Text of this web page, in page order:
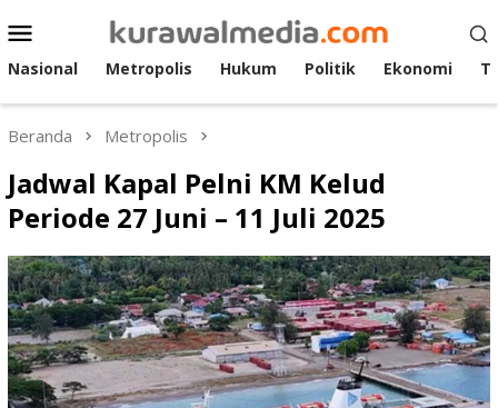
ke
konten
Menu
Mobile
Nasional Metropolis Hukum Politik Ekonomi
Beranda Metropolis
Jadwal Kapal Pelni KM Kelud
Periode 27 Juni – 11 Juli 2025